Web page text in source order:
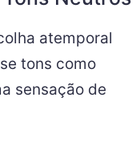
atemporal
tons como
sensação de